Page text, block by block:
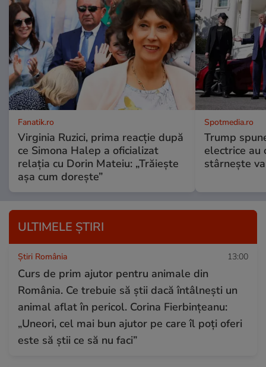
Fanatik.ro
Virginia Ruzici, prima reacție după
ce Simona Halep a oficializat
relația cu Dorin Mateiu: „Trăiește
așa cum dorește”
Spotmedia.ro
Trump
electrice au
stârnește
ULTIMELE ȘTIRI
Știri România 13:00
Curs de prim ajutor pentru animale din
România. Ce trebuie să știi dacă întâlnești un
animal aflat în pericol. Corina Fierbințeanu:
„Uneori, cel mai bun ajutor pe care îl poți oferi
este să știi ce să nu faci”